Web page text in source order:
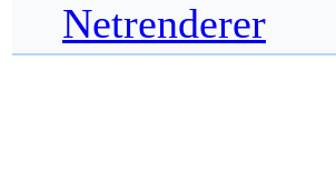
Netrenderer